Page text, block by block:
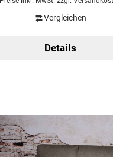
Vergleichen
Details